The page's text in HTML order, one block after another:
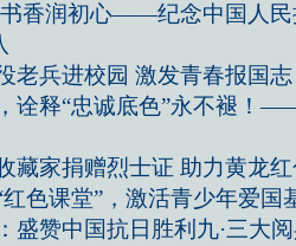
香润初心——纪念中国人民
老兵进校园 激发青春报国
诠释“忠诚底色”永不褪！
藏家捐赠烈士证 助力黄龙
色课堂”，激活青少年爱国
盛赞中国抗日胜利九·三大